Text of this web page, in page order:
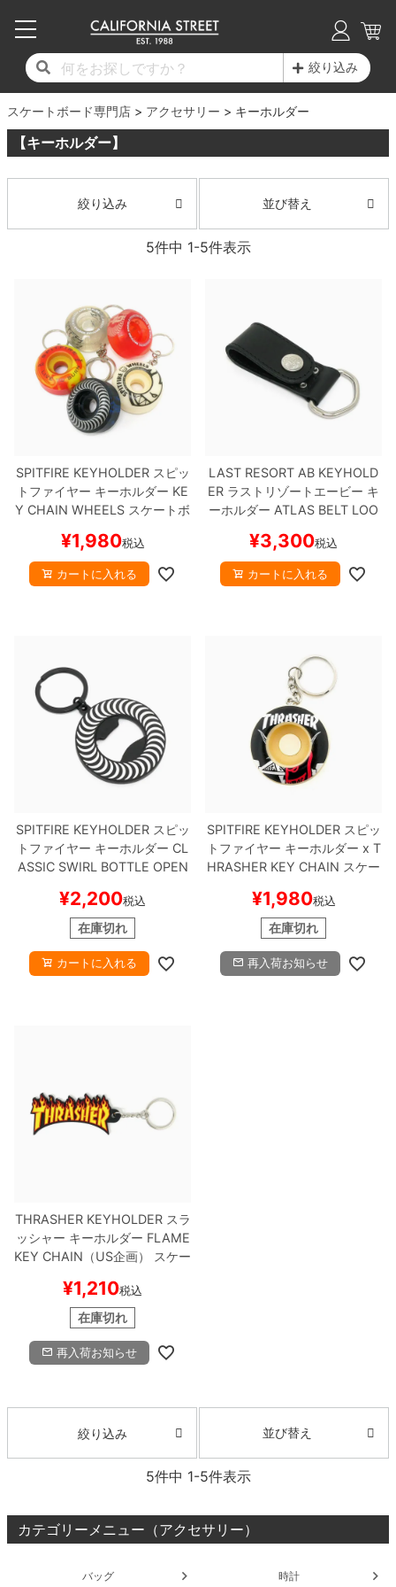
絞り込み
スケートボード専門店 アクセサリー キーホルダー
【キーホルダー】
絞り込み 並び替え
5件中 1-5件表示
SPITFIRE KEYHOLDERスピッ
トファイヤー キーホルダー KE
Y CHAIN WHEELS スケートボ
¥1,980税込
カートに入れる
LAST RESORT AB KEYHOLD
ER ラストリゾートエービー キ
ーホルダー ATLAS BELT LOO
トボード スケボー
¥3,300税込
カートに入れる
SPITFIRE KEYHOLDERスピッ
トファイヤー キーホルダー CL
ASSIC SWIRL BOTTLE OPEN
スケートボード スケボー
¥2,200税込
在庫切れ
カートに入れる
SPITFIRE KEYHOLDERスピッ
トファイヤー キーホルダー x T
HRASHER KEY CHAIN スケー
¥1,980税込
在庫切れ
再入荷お知らせ
THRASHER KEYHOLDERスラ
ッシャー キーホルダー FLAME
KEY CHAIN（US企画）
スケー
¥1,210税込
在庫切れ
再入荷お知らせ
絞り込み 並び替え
5件中 1-5件表示
カテゴリーメニュー（アクセサリー）
バッグ 時計
17時までのご注文は当日発送！
11,000円以上で送料無料！
毎月1日はポイント5倍！10日と20日は3倍！
コンプリートセット（完成品）
デッキ
17時までのご注文は当日発送！
11,000円以上で送料無料！
毎月1日はポイント5倍！10日と20日は3倍！
デッキ新着一覧
デッキブランド一覧（全てのデッキ）
サイズからデッキを選ぶ
子供用デッキ
7.0inch以下
7.2inch
7.7inch
7.8inch
8.0inch
8.1inch
8.2inch
8.5inch
8.8inch
9.0inch以上
シェイプデッキ
17時までのご注文は当日発送！
11,000円以上で送料無料！
毎月1日はポイント5倍！10日と20日は3倍！
トラック新着一覧
トラックブランド一覧（全てのトラック）
適合デッキサイズから選ぶ
7.0inch以下
7.2inch
7.3inch
7.8inch
7.9inch
8.1inch
8.2inch
8.3inch
8.6inch
8.9inch
17時までのご注文は当日発送！
11,000円以上で送料無料！
毎月1日はポイント5倍！10日と20日は3倍！
ウィール新着一覧
ウィールブランド一覧（全てのウィール）
ウィールをサイズから選ぶ
50mm
51mm
52mm
56mm
57mm
59mm
60mm
62mm
65mm
75mm
ボーンズ XF（エックスフォーミュラ）
ボーンズ STF（エスティーエフ）
ラ）
ソフトウィール（クルーザー）
ベアリング
デッキテープ
ボルト
パーツ・その他
ヘルメット・パッド
メディア（雑誌・DVD・CD）
17時までのご注文は当日発送！
11,000円以上で送料無料！
毎月1日はポイント5倍！10日と20日は3倍！
シューズ新着一覧
シューズブランド一覧
シューズをサイズから選ぶ
20cm
21cm
22cm
24cm
24.5cm
25.5cm
26cm
26.5cm
28cm
29.5cm
インソール
シューレース・その他
17時までのご注文は当日発送！
11,000円以上で送料無料！
毎月1日はポイント5倍！10日と20日は3倍！
Tシャツ
ロングスリーブTシャツ
トレーナー・セーター
パンツ
ショーツ
長袖ボタンシャツ
半袖シャツ
アンダーウエア
サイズの測り方
17時までのご注文は当日発送！
11,000円以上で送料無料！
毎月1日はポイント5倍！10日と20日は3倍！
最新ブログ一覧
カテゴリー
17時までのご注文は当日発送！
11,000円以上で送料無料！
毎月1日はポイント5倍！10日と20日は3倍！
初心者の方へ
ブランド紹介
INFO
スケートパーク情報
17時までのご注文は当日発送！
11,000円以上で送料無料！
毎月1日はポイント5倍！10日と20日は3倍！
店舗情報
ショップライダー紹介
求人情報
プライバシーポリシー
特定商取引法に基づく表記